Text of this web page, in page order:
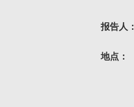
报告人：
地点：